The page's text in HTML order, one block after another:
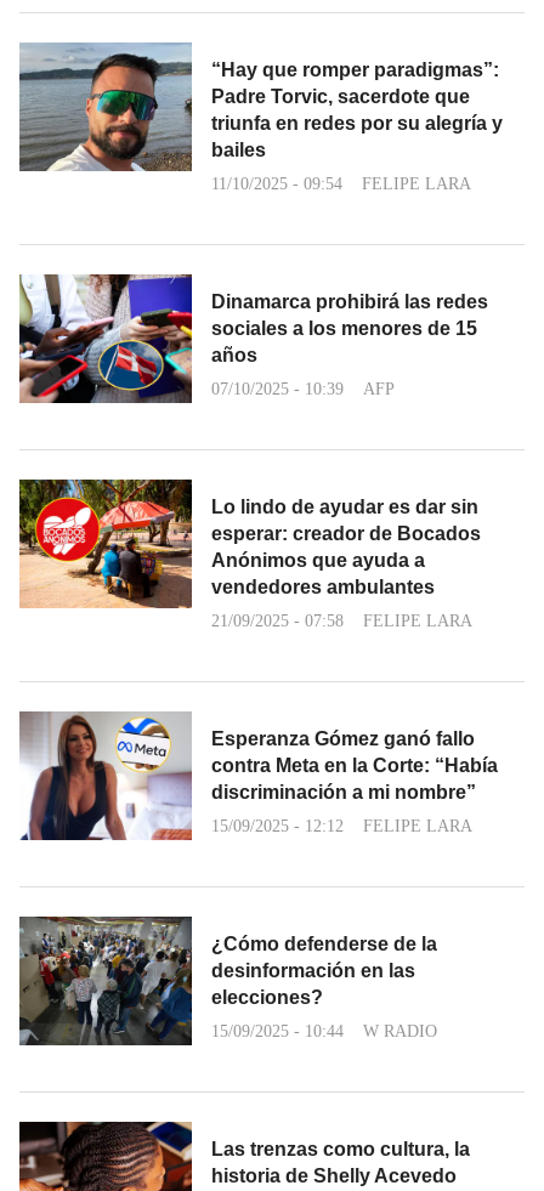
“Hay que romper paradigmas”:
Padre Torvic, sacerdote que
triunfa en redes por su alegría y
bailes
11/10/2025 - 09:54 FELIPE LARA
Dinamarca prohibirá las redes
sociales a los menores de 15
años
07/10/2025 - 10:39 AFP
Lo lindo de ayudar es dar sin
esperar: creador de Bocados
Anónimos que ayuda a
vendedores ambulantes
21/09/2025 - 07:58 FELIPE LARA
Esperanza Gómez ganó fallo
contra Meta en la Corte: “Había
discriminación a mi nombre”
15/09/2025 - 12:12 FELIPE LARA
¿Cómo defenderse de la
desinformación en las
elecciones?
15/09/2025 - 10:44 W RADIO
Las trenzas como cultura, la
historia de Shelly Acevedo